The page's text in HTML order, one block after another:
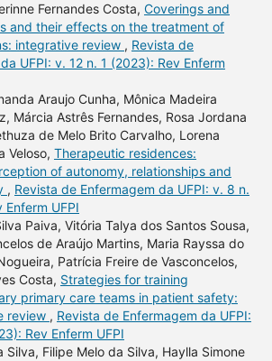
Fernandes Costa, Coverings and
and their effects on the treatment of
integrative review , Revista de
UFPI: v. 12 n. 1 (2023): Rev Enferm
Araujo Cunha, Mônica Madeira
Márcia Astrês Fernandes, Rosa Jordana
de Melo Brito Carvalho, Lorena
Veloso, Therapeutic residences:
of autonomy, relationships and
, Revista de Enfermagem da UFPI: v. 8 n.
Enferm UFPI
Paiva, Vitória Talya dos Santos Sousa,
de Araújo Martins, Maria Rayssa do
Patrícia Freire de Vasconcelos,
Costa, Strategies for training
primary care teams in patient safety:
review , Revista de Enfermagem da UFPI:
Rev Enferm UFPI
Silva, Filipe Melo da Silva, Haylla Simone